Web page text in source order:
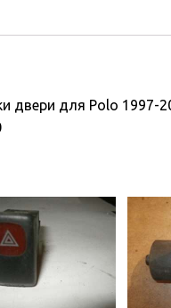
двери для Polo 1997-